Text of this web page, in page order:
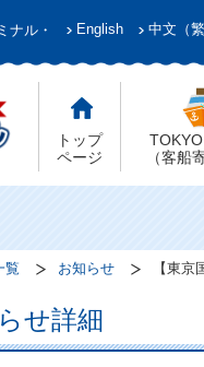
ナル・
English 中文（繁
トップ
ページ
（客船
覧 お知らせ 【東
せ詳細